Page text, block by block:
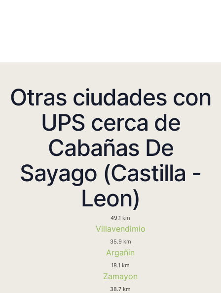
Otras ciudades con
UPS cerca de
Cabañas De
Sayago (Castilla -
Leon)
49.1 km
Villavendimio
35.9 km
Argañin
18.1 km
Zamayon
38.7 km